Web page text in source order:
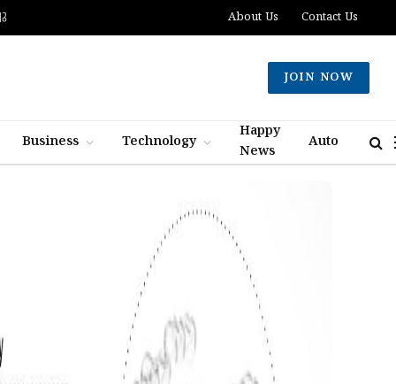
About Us Contact Us
JOIN NOW
Business Technology
Happy
News
Auto